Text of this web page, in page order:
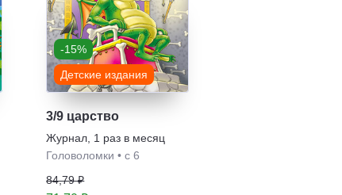
-15%
Детские издания
3/9 царство
Журнал 1 раз в месяц
Головоломки •с 6
84,79 ₽